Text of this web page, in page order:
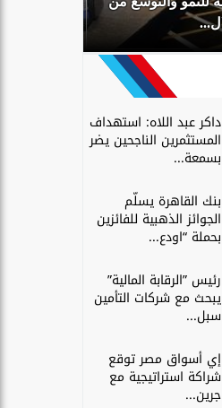
داكر عبد اللاه: استهداف
المستثمرين الناجحين يضر
بسمعة...
بنك القاهرة يسلّم
الجوائز الذهبية للفائزين
بحملة “اودع...
رئيس ”الرقابة المالية”
يبحث مع شركات التأمين
سبل...
إي أسواق مصر توقع
شراكة استراتيجية مع
جرين...